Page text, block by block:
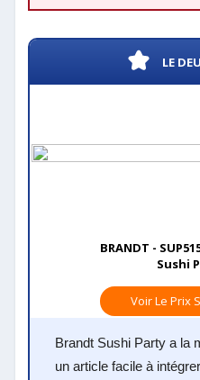
LE
BRANDT -
Sushi
Voir Le Prix
Brandt Sushi Party a la
un article facile à